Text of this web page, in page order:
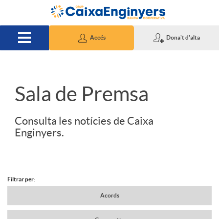
Salta al contingut principal
Accés Dona't d'alta
S
d
Sala de Premsa
Consulta les notícies de Caixa
Enginyers.
N
Filtrar per:
Acords